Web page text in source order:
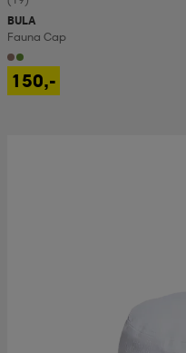
BULA
Fauna Cap
150,-